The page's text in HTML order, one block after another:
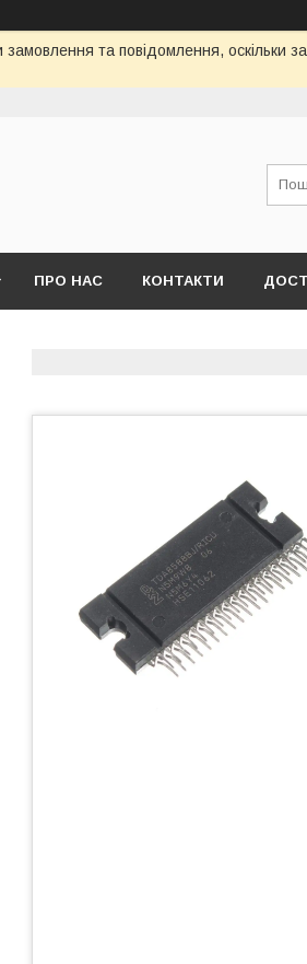
та повідомлення, оскільки
ПРО НАС КОНТАКТИ